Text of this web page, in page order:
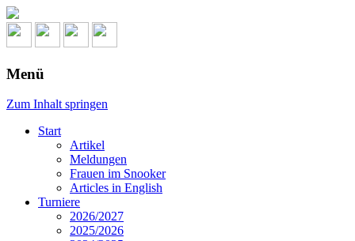
Menü
Zum Inhalt springen
Start
Artikel
Meldungen
Frauen im Snooker
Articles in English
Turniere
2026/2027
2025/2026